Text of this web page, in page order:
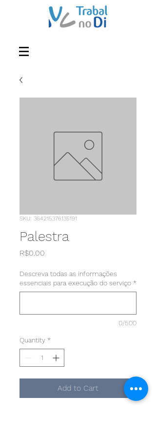
SKU: 364215376135191
Palestra
R$0.00
Descreva todas as informações
essenciais para execução do serviço *
0/500
Quantity *
Add to Cart